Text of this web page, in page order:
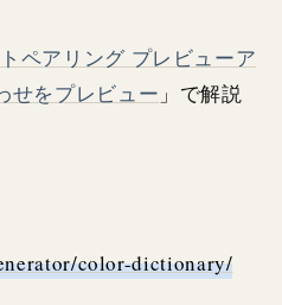
ペアリング プレビューア
せをプレビュー 」で解説
color-dictionary/